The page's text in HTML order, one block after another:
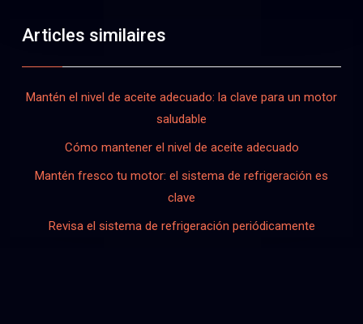
Articles similaires
Mantén el nivel de aceite adecuado: la clave para un motor
saludable
Cómo mantener el nivel de aceite adecuado
Mantén fresco tu motor: el sistema de refrigeración es
clave
Revisa el sistema de refrigeración periódicamente